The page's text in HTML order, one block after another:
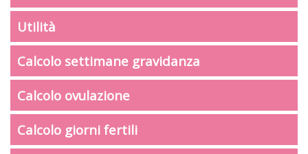
Utilità
Calcolo settimane gravidanza
Calcolo ovulazione
Calcolo giorni fertili